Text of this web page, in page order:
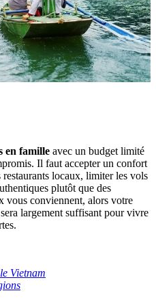
en famille avec un budget limité
Il faut accepter un confort
locaux, limiter les vols
plutôt que des
vous conviennent, alors votre
sera largement suffisant pour vivre
Vietnam